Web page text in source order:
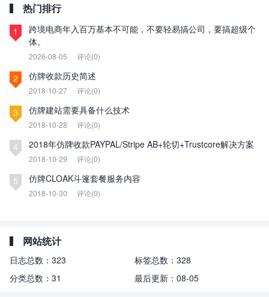
热门排行
1
跨境电商年入百万基本不可能，不要轻易搞公司，要搞超级个
体。
2026-08-05 评论(0)
2 仿牌收款历史简述
2018-10-27 评论(0)
3 仿牌建站需要具备什么技术
2018-10-28 评论(0)
4 2018年仿牌收款PAYPAL/Stripe AB+轮切+Trustcore解决方案
2018-10-29 评论(0)
5 仿牌CLOAK斗篷套餐服务内容
2018-10-30 评论(0)
网站统计
日志总数： 323 标签总数： 328
分类总数： 31 最后更新： 08-05